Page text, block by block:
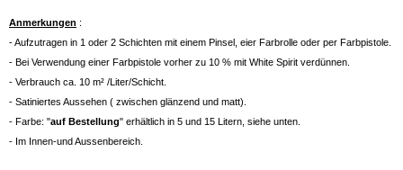
Anmerkungen :
- Aufzutragen in 1 oder 2 Schichten mit einem Pinsel, eier Farbrolle oder per Farbpistole.
- Bei Verwendung einer Farbpistole vorher zu 10 % mit White Spirit verdünnen.
- Verbrauch ca. 10 m² /Liter/Schicht.
- Satiniertes Aussehen ( zwischen glänzend und matt).
- Farbe: "auf Bestellung" erhältlich in 5 und 15 Litern, siehe unten.
- Im Innen-und Aussenbereich.